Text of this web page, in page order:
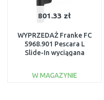
801.33 zł
WYPRZEDAŻ Franke FC
5968.901 Pescara L
Slide-In wyciągana
W MAGAZYNIE